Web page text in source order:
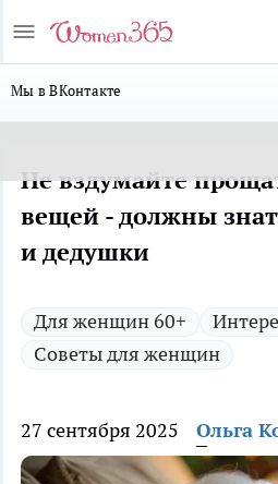
Мы в ВКонтакте
Не вздумайте
вещей - должны
и дедушки
Для женщин 60+
Советы для женщин
27 сентября 2025 Ольга